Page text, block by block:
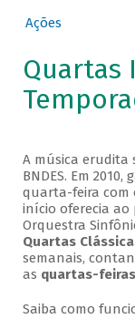
Ações
Quartas
A música erudita
BNDES. Em
quarta-feira com
início oferecia
Orquestra
Quartas
semanais,
as quartas-
Saiba como